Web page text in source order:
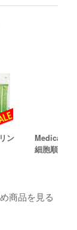
ン
MedicaCell
細胞順化培
商品を見る